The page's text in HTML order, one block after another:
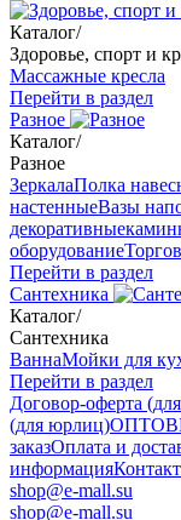
Каталог/
Здоровье, спорт и
Массажные кресла
Перейти в раздел
Разное
Каталог/
Разное
ЗеркалаПолка
настенныеВазы
декоративные
оборудование
Перейти в раздел
Сантехника
Каталог/
Сантехника
ВаннаМойки для
Перейти в раздел
Договор-оферта
(для юрлиц)
заказОплата и
информация
shop@e-mall.su
shop@e-mall.su